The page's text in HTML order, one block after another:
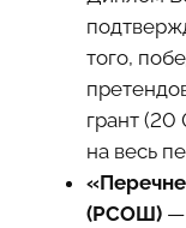
того,
грант
на весь
(РСОШ)—